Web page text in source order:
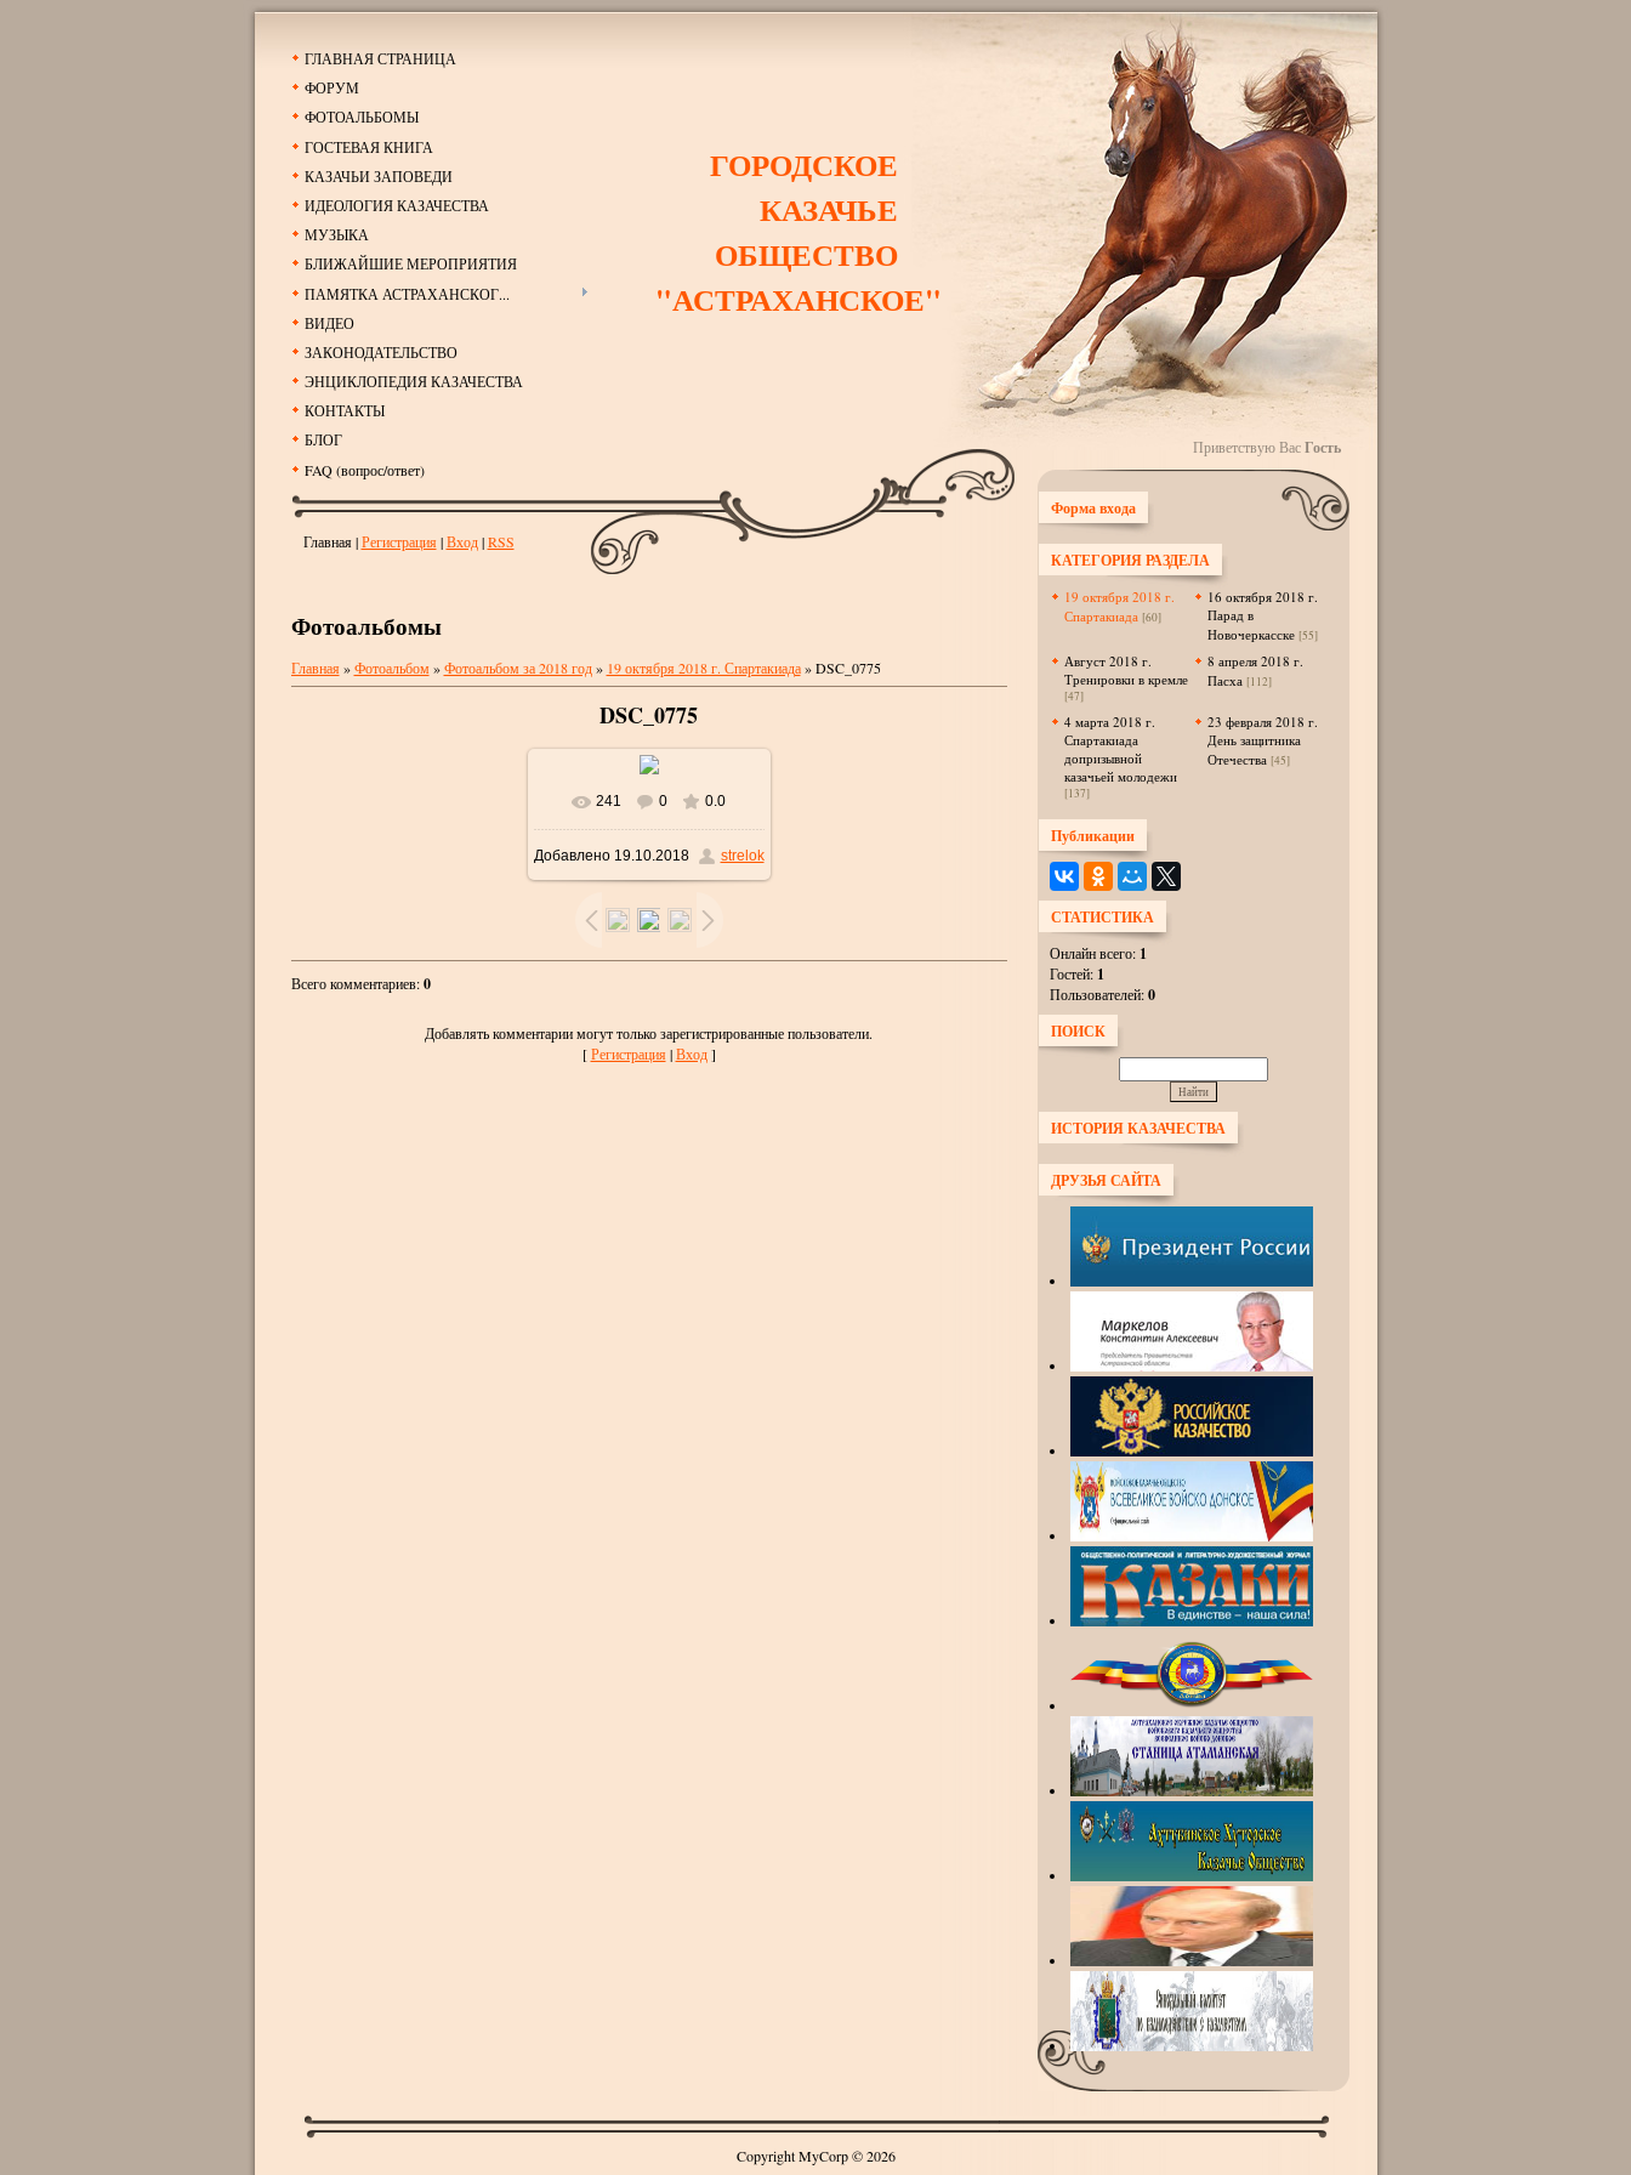
ГЛАВНАЯ СТРАНИЦА
ФОРУМ
ФОТОАЛЬБОМЫ
ГОСТЕВАЯ КНИГА
КАЗАЧЬИ ЗАПОВЕДИ
ИДЕОЛОГИЯ КАЗАЧЕСТВА
МУЗЫКА
БЛИЖАЙШИЕ МЕРОПРИЯТИЯ
ПАМЯТКА АСТРАХАНСКОГ...
ВИДЕО
ЗАКОНОДАТЕЛЬСТВО
ЭНЦИКЛОПЕДИЯ КАЗАЧЕСТВА
КОНТАКТЫ
БЛОГ
FAQ (вопрос/ответ)
ГОРОДСКОЕ
КАЗАЧЬЕ
ОБЩЕСТВО
"АСТРАХАНСКОЕ"
Главная|Регистрация |Вход|RSS
Фотоальбомы
Главная »Фотоальбом»Фотоальбом за 2018 год» 19 октября 2018 г. Спартакиада» DSC_0775
DSC_0775
В реальном размере
1024x685/ 115.0Kb
241 0 0.0
Добавлено19.10.2018 strelok
Всего комментариев:0
Добавлять комментарии могут только зарегистрированные пользователи.
[Регистрация |Вход]
Приветствую Вас Гость
Форма входа
КАТЕГОРИЯ РАЗДЕЛА
19 октября 2018 г.
Спартакиада [60]
16 октября 2018 г.
Парад в
Новочеркасске [55]
Август 2018 г.
Тренировки в кремле
[47]
8 апреля 2018 г.
Пасха [112]
4 марта 2018 г.
Спартакиада
допризывной
казачьей молодежи
[137]
23 февраля 2018 г.
День защитника
Отечества [45]
Публикации
СТАТИСТИКА
Онлайн всего: 1
Гостей: 1
Пользователей:0
ПОИСК
ИСТОРИЯ КАЗАЧЕСТВА
ДРУЗЬЯ САЙТА
Copyright MyCorp © 2026